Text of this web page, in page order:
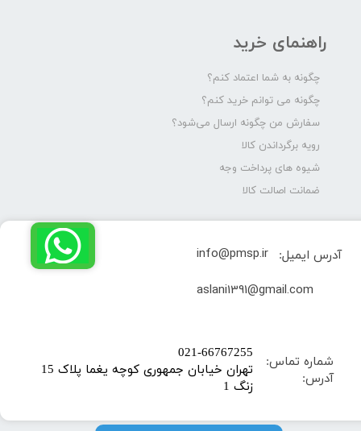
راهنمای خرید
چگونه به شما اعتماد کنم؟
چگونه می توانم خرید کنم؟
سفارش من چگونه ارسال می‌شود؟
رویه برگرداندن کالا
شیوه های پرداخت وجه
ضمانت اصالت کالا
شماره تماس:
آدرس:
​021-66767255
تهران خیابان جمهوری کوچه یغما پلاک 15
زنگ 1
آدرس ایمیل:
info@pmsp.ir
​aslani1391@gmail.com